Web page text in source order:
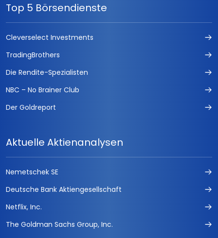
Top 5 Börsendienste
Cleverselect Investments
TradingBrothers
Die Rendite-Spezialisten
NBC – No Brainer Club
Der Goldreport
Aktuelle Aktienanalysen
Nemetschek SE
Deutsche Bank Aktiengesellschaft
Netflix, Inc.
The Goldman Sachs Group, Inc.